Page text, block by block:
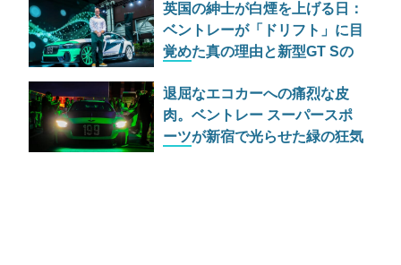
英国の紳士が白煙を上げる日：
ベントレーが「ドリフト」に目
覚めた真の理由と新型GT Sの
退屈なエコカーへの痛烈な皮
肉。ベントレー スーパースポ
ーツが新宿で光らせた緑の狂気